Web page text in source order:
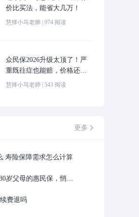
价比买法，能省大几万！
慧择小马老师 974 阅读
众民保2026升级太顶了！严
重既往症也能赔，价格还更
便宜！
慧择小马老师 543 阅读
更多 
寿险保障需求怎么计算
越来越多人，把50-80岁父母的惠民保，悄悄换成了这种......
费退吗